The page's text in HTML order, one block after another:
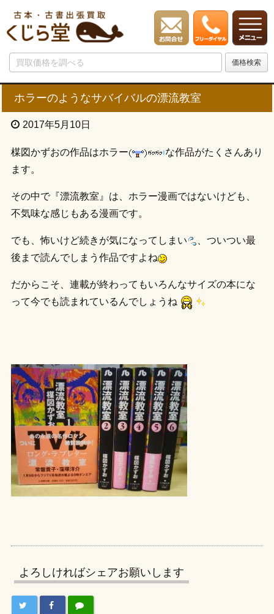
ホラーのようなサバイバルの漂流教室
2017年5月10日
楳図かずおの作品はホラー
な作品がたくさんあり
ます。
その中で『漂流教室』は、ホラー漫画ではないけども、
不気味な感じもある漫画です。
でも、怖いけど続きが気になってしまい
、ついつい最
後まで読んでしまう作品ですよね
だからこそ、連載が終わってもいろんなサイズの本にな
って今でも読まれているんでしょうね
よろしければシェアお願いします